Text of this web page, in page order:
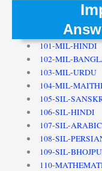
101-MIL-HINDI
102-MIL-
103-MIL-URDU
104-MIL-
105-SIL-
106-SIL-HINDI
107-SIL-ARABIC
108-SIL-
109-SIL-
110-